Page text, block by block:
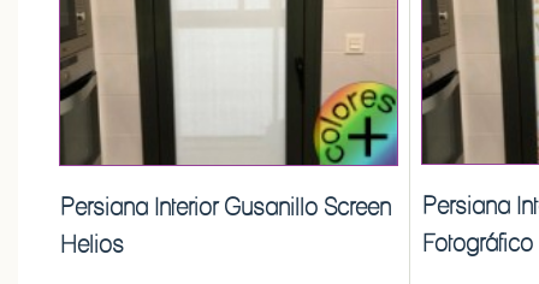
Persiana Interior Gusanillo Screen
Helios
Persiana